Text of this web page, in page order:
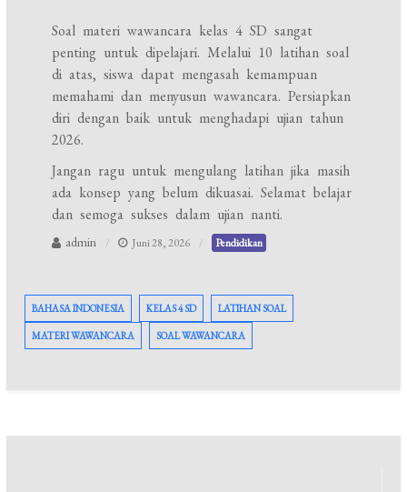
Soal materi wawancara kelas 4 SD sangat
penting untuk dipelajari. Melalui 10 latihan soal
di atas, siswa dapat mengasah kemampuan
memahami dan menyusun wawancara. Persiapkan
diri dengan baik untuk menghadapi ujian tahun
2026.
Jangan ragu untuk mengulang latihan jika masih
ada konsep yang belum dikuasai. Selamat belajar
dan semoga sukses dalam ujian nanti.
admin Juni 28, 2026 Pendidikan
BAHASA INDONESIA KELAS 4 SD LATIHAN SOAL
MATERI WAWANCARA SOAL WAWANCARA